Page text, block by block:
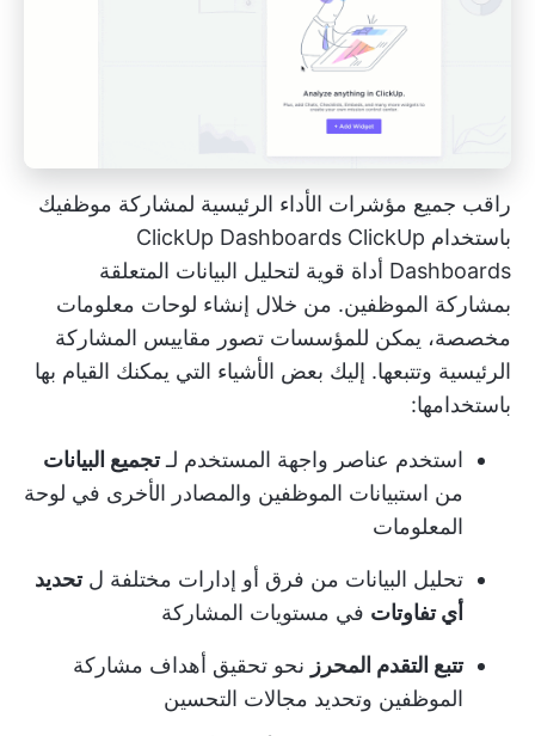
راقب جميع مؤشرات الأداء الرئيسية لمشاركة موظفيك
باستخدام ClickUp Dashboards ClickUp
Dashboards أداة قوية لتحليل البيانات المتعلقة
بمشاركة الموظفين. من خلال إنشاء لوحات معلومات
مخصصة، يمكن للمؤسسات تصور مقاييس المشاركة
الرئيسية وتتبعها. إليك بعض الأشياء التي يمكنك القيام بها
باستخدامها:
استخدم عناصر واجهة المستخدم لـتجميع البيانات
من استبيانات الموظفين والمصادر الأخرى في لوحة
المعلومات
تحليل البيانات من فرق أو إدارات مختلفة لتحديد
أي تفاوتات في مستويات المشاركة
تتبع التقدم المحرز نحو تحقيق أهداف مشاركة
الموظفين وتحديد مجالات التحسين